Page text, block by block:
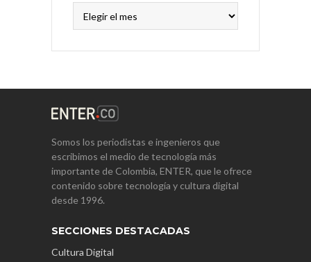
Somos los periodistas e ingenieros que
escribimos el medio de tecnología más
importante de Colombia, ENTER, que le ofrece
contenido sobre tecnología y cultura digital
desde 1996.
SECCIONES DESTACADAS
Cultura Digital